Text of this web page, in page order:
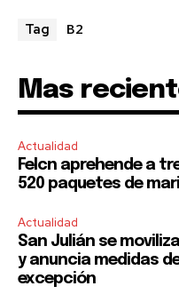
Tag B2
Mas
Actualidad
Felcn aprehende a
520 paquetes de
Actualidad
San Julián se
y anuncia medidas
excepción